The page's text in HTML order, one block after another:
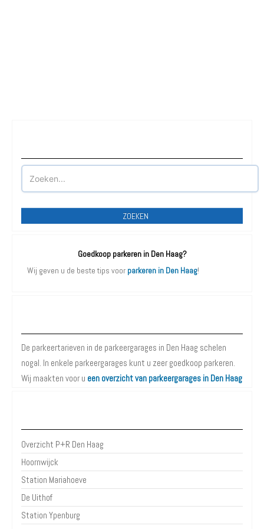
ZOEKEN
Goedkoop parkeren in Den Haag?
Wij geven u de beste tips voor parkeren in Den Haag!
De parkeertarieven in de parkeergarages in Den Haag schelen
nogal. In enkele parkeergarages kunt u zeer goedkoop parkeren.
Wij maakten voor u een overzicht van parkeergarages in Den Haag
Overzicht P+R Den Haag
Hoornwijck
Station Mariahoeve
De Uithof
Station Ypenburg